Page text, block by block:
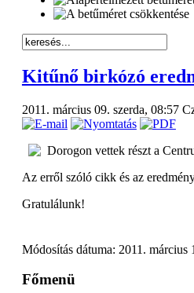
Kitűnő birkózó
2011. március 09. szerda, 08:57
Dorogon vettek részt a
Az erről szóló cikk és az
Gratulálunk!
Módosítás dátuma: 2011. március
Főmenü